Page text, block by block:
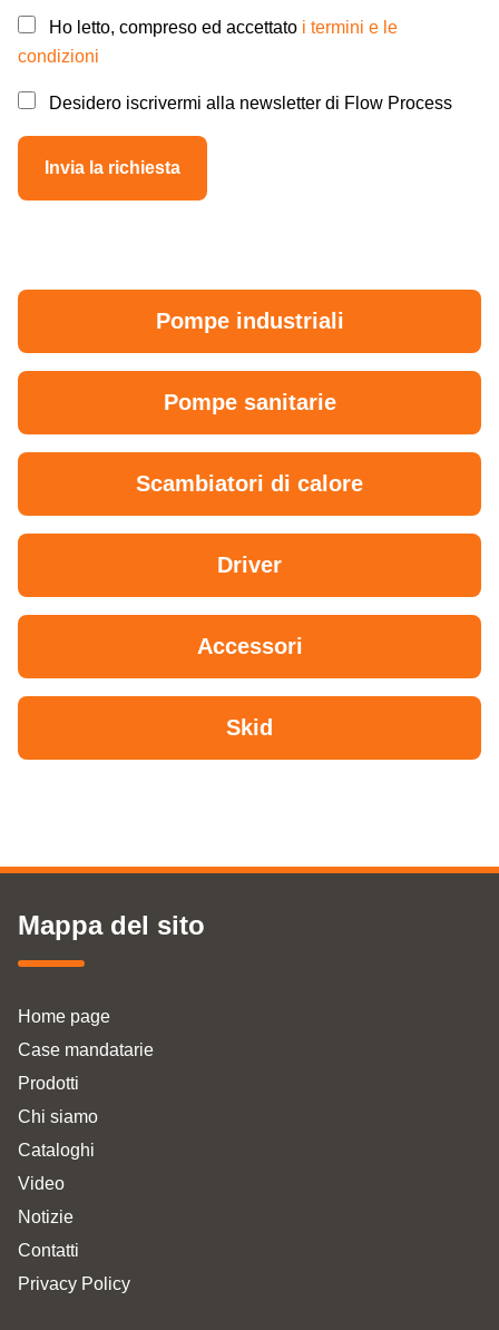
Ho letto, compreso ed accettato i termini e le
condizioni
Desidero iscrivermi alla newsletter di Flow Process
Pompe industriali
Pompe sanitarie
Scambiatori di calore
Driver
Accessori
Skid
Mappa del sito
Home page
Case mandatarie
Prodotti
Chi siamo
Cataloghi
Video
Notizie
Contatti
Privacy Policy